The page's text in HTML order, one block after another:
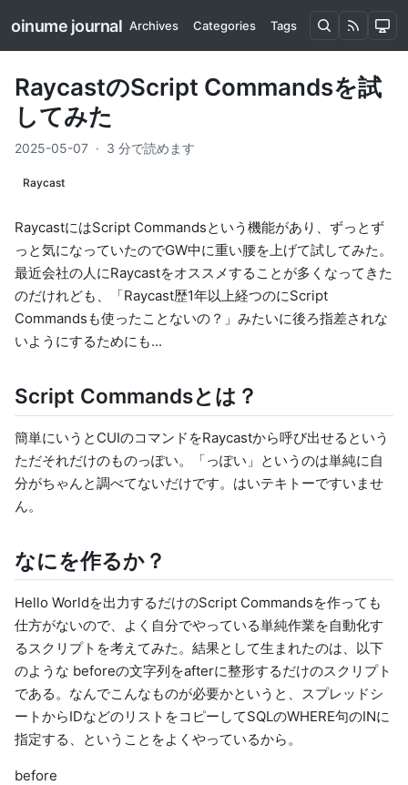
oinume journal Archives Categories Tags
RaycastのScript Commandsを試
してみた
2025-05-07 · 3 分で読めます
Raycast
RaycastにはScript Commandsという機能があり、ずっとず
っと気になっていたのでGW中に重い腰を上げて試してみた。
最近会社の人にRaycastをオススメすることが多くなってきた
のだけれども、「Raycast歴1年以上経つのにScript
Commandsも使ったことないの？」みたいに後ろ指差されな
いようにするためにも...
Script Commandsとは？
簡単にいうとCUIのコマンドをRaycastから呼び出せるという
ただそれだけのものっぽい。「っぽい」というのは単純に自
分がちゃんと調べてないだけです。はいテキトーですいませ
ん。
なにを作るか？
Hello Worldを出力するだけのScript Commandsを作っても
仕方がないので、よく自分でやっている単純作業を自動化す
るスクリプトを考えてみた。結果として生まれたのは、以下
のような beforeの文字列をafterに整形するだけのスクリプト
である。なんでこんなものが必要かというと、スプレッドシ
ートからIDなどのリストをコピーしてSQLのWHERE句のINに
指定する、ということをよくやっているから。
before